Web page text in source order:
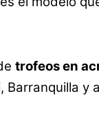
trofeos en
y